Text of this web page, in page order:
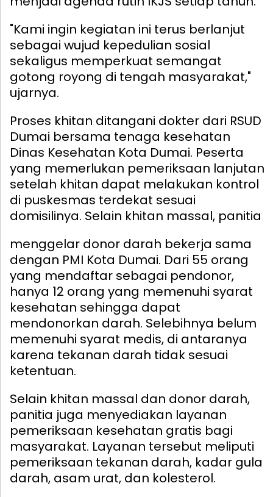
"Kami ingin kegiatan ini terus berlanjut
sebagai wujud kepedulian sosial
sekaligus memperkuat semangat
gotong royong di tengah masyarakat,"
ujarnya.
Proses khitan ditangani dokter dari RSUD
Dumai bersama tenaga kesehatan
Dinas Kesehatan Kota Dumai. Peserta
yang memerlukan pemeriksaan lanjutan
setelah khitan dapat melakukan kontrol
di puskesmas terdekat sesuai
domisilinya. Selain khitan massal, panitia
menggelar donor darah bekerja sama
dengan PMI Kota Dumai. Dari 55 orang
yang mendaftar sebagai pendonor,
hanya 12 orang yang memenuhi syarat
kesehatan sehingga dapat
mendonorkan darah. Selebihnya belum
memenuhi syarat medis, di antaranya
karena tekanan darah tidak sesuai
ketentuan.
Selain khitan massal dan donor darah,
panitia juga menyediakan layanan
pemeriksaan kesehatan gratis bagi
masyarakat. Layanan tersebut meliputi
pemeriksaan tekanan darah, kadar gula
darah, asam urat, dan kolesterol.